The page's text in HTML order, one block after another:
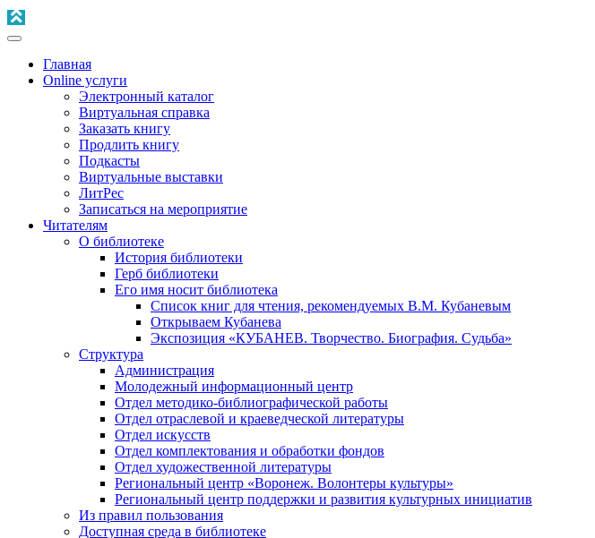
Главная
Online услуги
Электронный каталог
Виртуальная справка
Заказать книгу
Продлить книгу
Подкасты
Виртуальные выставки
ЛитРес
Записаться на мероприятие
Читателям
О библиотеке
История библиотеки
Герб библиотеки
Его имя носит библиотека
Список книг для чтения, рекомендуемых В.М. Кубаневым
Открываем Кубанева
Экспозиция «КУБАНЕВ. Творчество. Биография. Судьба»
Структура
Администрация
Молодежный информационный центр
Отдел методико-библиографической работы
Отдел отраслевой и краеведческой литературы
Отдел искусств
Отдел комплектования и обработки фондов
Отдел художественной литературы
Региональный центр «Воронеж. Волонтеры культуры»
Региональный центр поддержки и развития культурных инициатив
Из правил пользования
Доступная среда в библиотеке